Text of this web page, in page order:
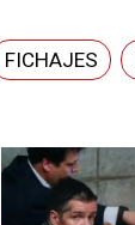
FICHAJES